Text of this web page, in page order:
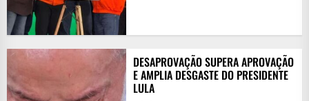
DESAPROVAÇÃO SUPERA APROVAÇÃO
E AMPLIA DESGASTE DO PRESIDENTE
LULA